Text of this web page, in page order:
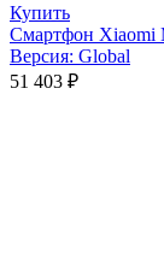
Купить
Смартфон
Версия: Global
51 403 ₽